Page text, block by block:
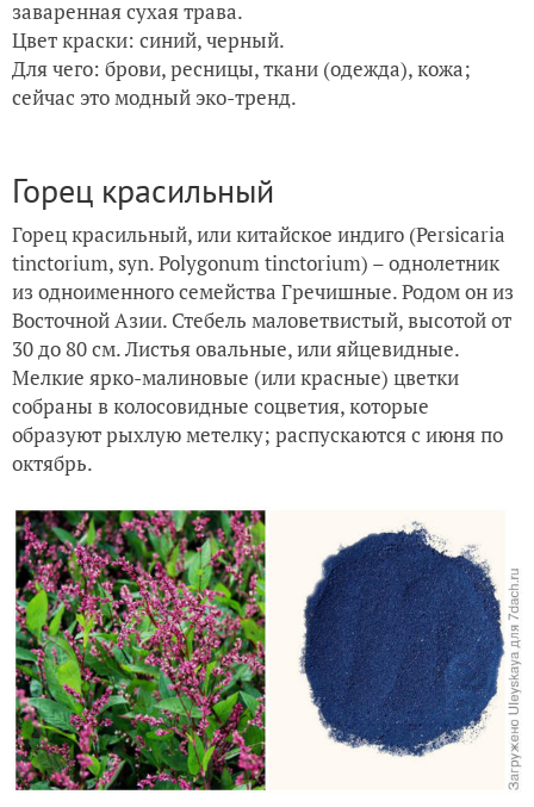
заваренная сухая трава.
Цвет краски: синий, черный.
Для чего: брови, ресницы, ткани (одежда), кожа;
сейчас это модный эко-тренд.
Горец красильный
Горец красильный, или китайское индиго (Persicaria
tinctorium, syn. Polygonum tinctorium) – однолетник
из одноименного семейства Гречишные. Родом он из
Восточной Азии. Стебель маловетвистый, высотой от
30 до 80 см. Листья овальные, или яйцевидные.
Мелкие ярко-малиновые (или красные) цветки
собраны в колосовидные соцветия, которые
образуют рыхлую метелку; распускаются с июня по
октябрь.